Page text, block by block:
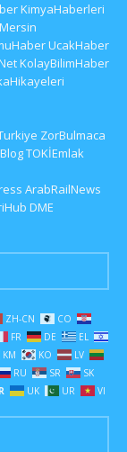
KimyaHaberleri
UcakHaber
KolayBilimHaber
ZorBulmaca
TOKİEmlak
ArabRailNews
DME
ZH-CN
CO
FR DE
EL
KM KO
LV
RU SR
SK
UK UR VI